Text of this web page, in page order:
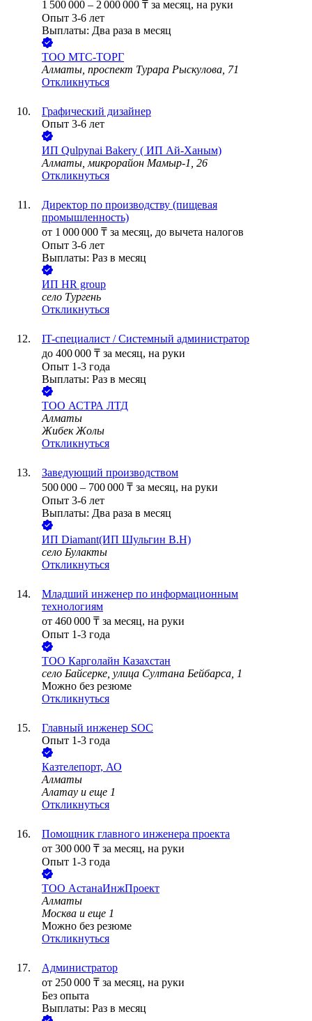
1 500 000 – 2 000 000 ₸ за месяц, на руки
Опыт 3-6 лет
Выплаты: Два раза в месяц
ТОО МТС-ТОРГ
Алматы, проспект Турара Рыскулова, 71
Откликнуться
Графический дизайнер
Опыт 3-6 лет
ИП Qulpynai Bakery ( ИП Ай-Ханым)
Алматы, микрорайон Мамыр-1, 26
Откликнуться
Директор по производству (пищевая
промышленность)
от 1 000 000 ₸ за месяц, до вычета налогов
Опыт 3-6 лет
Выплаты: Раз в месяц
ИП HR group
село Тургень
Откликнуться
IT-специалист / Системный администратор
до 400 000 ₸ за месяц, на руки
Опыт 1-3 года
Выплаты: Раз в месяц
ТОО АСТРА ЛТД
Алматы
Жибек Жолы
Откликнуться
Заведующий производством
500 000 – 700 000 ₸ за месяц, на руки
Опыт 3-6 лет
Выплаты: Два раза в месяц
ИП Diamant(ИП Шульгин В.Н)
село Булакты
Откликнуться
Младший инженер по информационным
технологиям
от 460 000 ₸ за месяц, на руки
Опыт 1-3 года
ТОО Карголайн Казахстан
село Байсерке, улица Султана Бейбарса, 1
Можно без резюме
Откликнуться
Главный инженер SOC
Опыт 1-3 года
Казтелепорт, АО
Алматы
Алатау и еще 1
Откликнуться
Помощник главного инженера проекта
от 300 000 ₸ за месяц, на руки
Опыт 1-3 года
ТОО АстанаИнжПроект
Алматы
Москва и еще 1
Можно без резюме
Откликнуться
Администратор
от 250 000 ₸ за месяц, на руки
Без опыта
Выплаты: Раз в месяц